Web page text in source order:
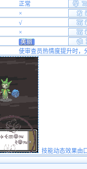
正常
×
√
×
使审查员热情度提升时，
技能动态效果由